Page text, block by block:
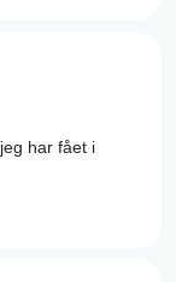
har fået i